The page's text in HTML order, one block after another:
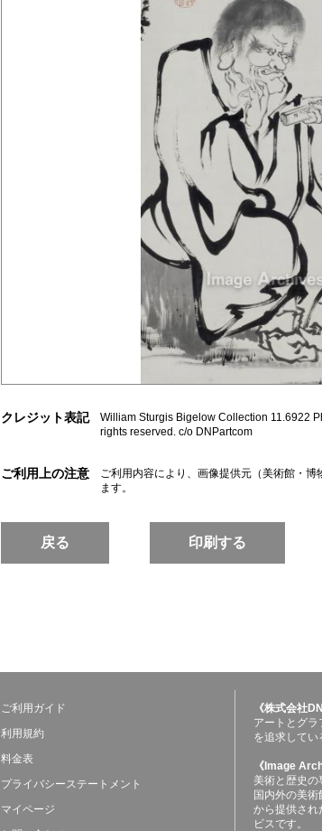
クレジット表記
William Sturgis Bigelow Collection 11.6922
rights reserved. c/o DNPartcom
ご利用上の注意
ご利用内容により、画像提供元（美術館・
ます。
戻る 印刷する
ご利用ガイド
利用規約
料金表
プライバシーステートメント
マイページ
《株式会社
アートとグ
を追求してい
《Image
美術と歴史の
国内外の美
から提供され
ビスです。